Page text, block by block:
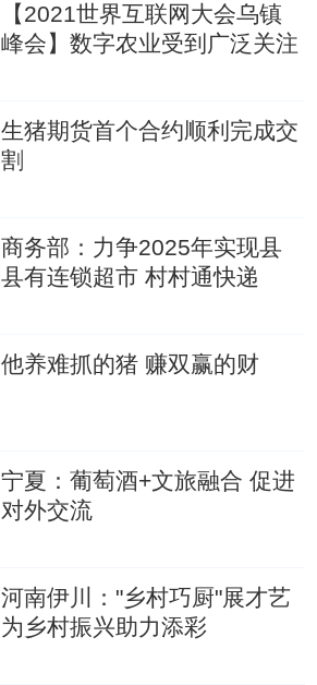
【2021世界互联网大会乌镇
峰会】数字农业受到广泛关注
生猪期货首个合约顺利完成交
割
商务部：力争2025年实现县
县有连锁超市 村村通快递
他养难抓的猪 赚双赢的财
宁夏：葡萄酒+文旅融合 促进
对外交流
河南伊川："乡村巧厨"展才艺
为乡村振兴助力添彩